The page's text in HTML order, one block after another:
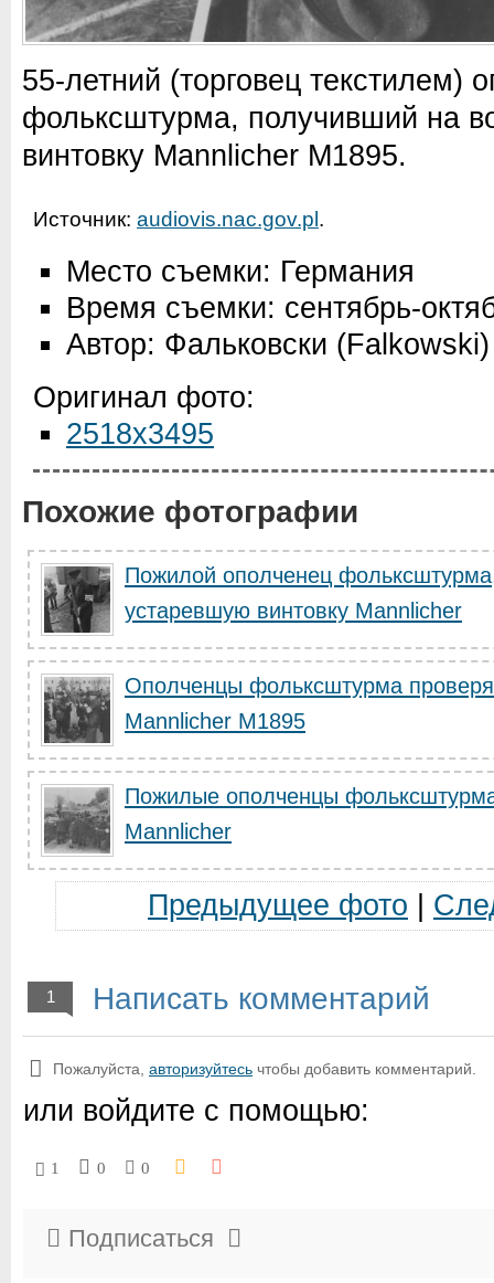
55-летний (торговец текстилем)
фольксштурма, получивший на
винтовку Mannlicher M1895.
Источник: audiovis.nac.gov.pl .
Место съемки: Германия
Время съемки: сентябрь-
Автор: Фальковски (Falkowski)
Оригинал фото:
2518x3495
Похожие фотографии
Пожилой ополченец
устаревшую винтовку Mannlicher
Ополченцы фольксштурма
Mannlicher M1895
Пожилые ополченцы
Mannlicher
Предыдущее фото
1 Написать комментарий
Пожалуйста, авторизуйтесь чтобы добавить комментарий.
или войдите с помощью:
1 0 0
Подписаться